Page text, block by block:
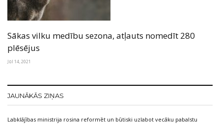
Sākas vilku medību sezona, atļauts nomedīt 280
plēsējus
Jūl 14, 2021
JAUNĀKĀS ZIŅAS
Labklājības ministrija rosina reformēt un būtiski uzlabot vecāku pabalstu